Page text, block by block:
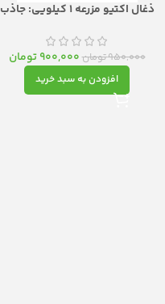
ذغال اکتیو مزرعه 1 کیلویی: جاذب
950,000تومان900,000 تومان
افزودن به سبد خرید